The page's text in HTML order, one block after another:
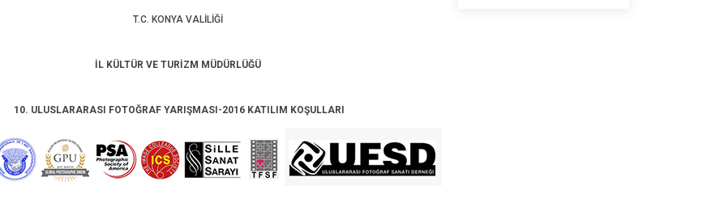
T.C. KONYA VALİLİĞİ
İL KÜLTÜR VE TURİZM MÜDÜRLÜĞÜ
10. ULUSLARARASI FOTOĞRAF YARIŞMASI-2016 KATILIM KOŞULLARI